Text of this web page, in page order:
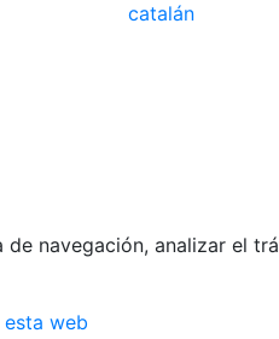
catalán
navegación, analizar el
web